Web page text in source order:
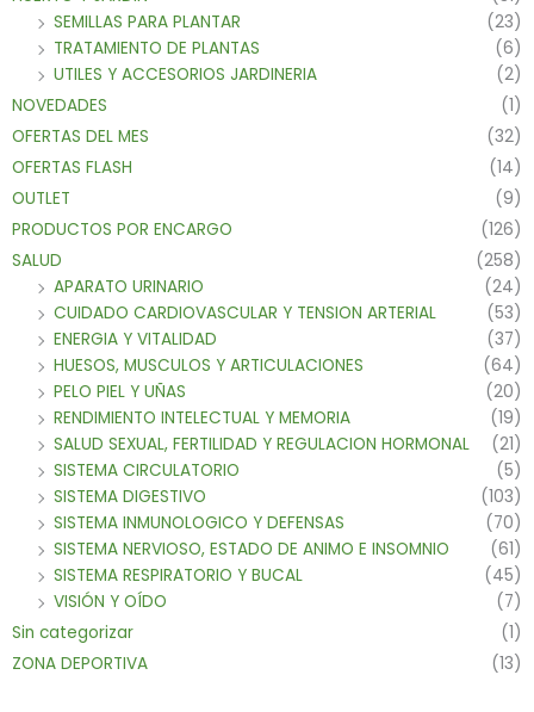
SEMILLAS PARA PLANTAR
(23)
TRATAMIENTO DE PLANTAS
(6)
UTILES Y ACCESORIOS JARDINERIA
(2)
NOVEDADES
(1)
OFERTAS DEL MES
(32)
OFERTAS FLASH
(14)
OUTLET
(9)
PRODUCTOS POR ENCARGO
(126)
SALUD
(258)
APARATO URINARIO
(24)
CUIDADO CARDIOVASCULAR Y TENSION ARTERIAL
(53)
ENERGIA Y VITALIDAD
(37)
HUESOS, MUSCULOS Y ARTICULACIONES
(64)
PELO PIEL Y UÑAS
(20)
RENDIMIENTO INTELECTUAL Y MEMORIA
(19)
SALUD SEXUAL, FERTILIDAD Y REGULACION HORMONAL
(21)
SISTEMA CIRCULATORIO
(5)
SISTEMA DIGESTIVO
(103)
SISTEMA INMUNOLOGICO Y DEFENSAS
(70)
SISTEMA NERVIOSO, ESTADO DE ANIMO E INSOMNIO
(61)
SISTEMA RESPIRATORIO Y BUCAL
(45)
VISIÓN Y OÍDO
(7)
Sin categorizar
(1)
ZONA DEPORTIVA
(13)